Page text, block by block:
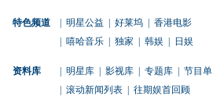
特色频道 明星公益 好莱坞
香港电影
嘻哈音乐 独家 韩娱 日娱
资料库 明星库 影视库 专题库
节目单
滚动新闻列表 往期娱首回顾